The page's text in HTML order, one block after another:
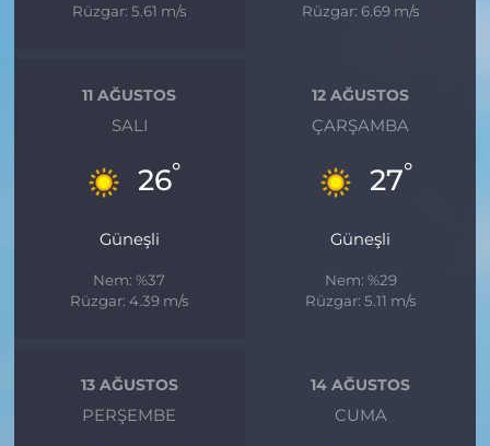
Rüzgar: 5.61 m/s
Rüzgar: 6.69 m/s
11 AĞUSTOS
SALI
26°
Güneşli
Nem: %37
Rüzgar: 4.39 m/s
12 AĞUSTOS
ÇARŞAMBA
27°
Güneşli
Nem: %29
Rüzgar: 5.11 m/s
13 AĞUSTOS
PERŞEMBE
14 AĞUSTOS
CUMA